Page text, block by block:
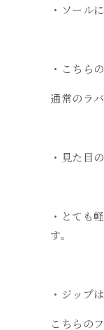
・ソール
・こちら
通常のラ
・見た目
・とても
す。
・ジップ
こちらの